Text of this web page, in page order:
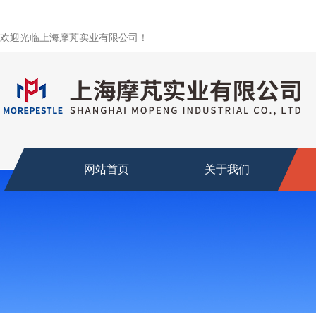
欢迎光临上海摩芃实业有限公司！
网站首页 关于我们